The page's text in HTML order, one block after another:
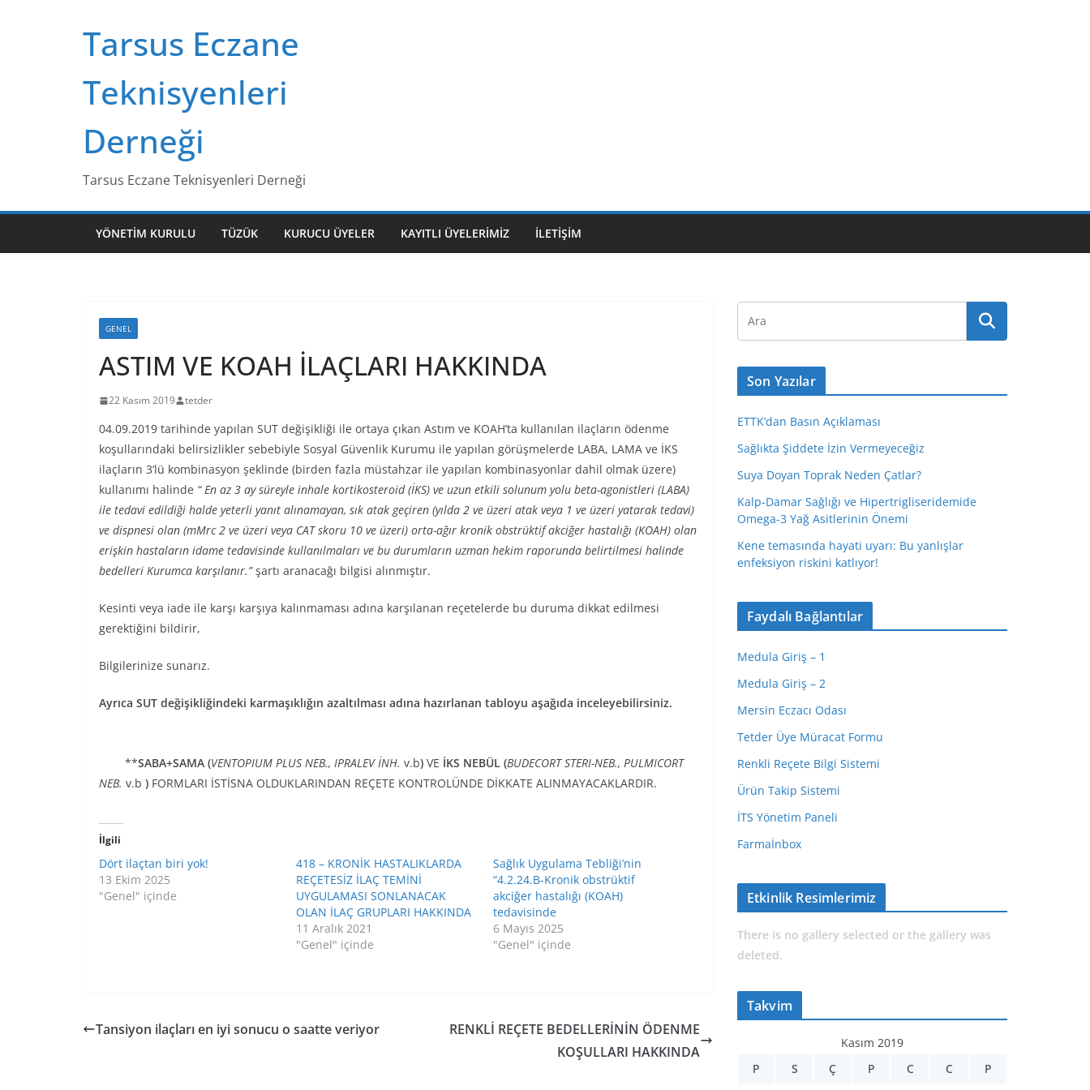
Tarsus Eczane
Teknisyenleri
Derneği
Tarsus Eczane Teknisyenleri Derneği
YÖNETIM KURULU TÜZÜK KURUCU ÜYELER KAYITLI ÜYELERIMIZ İLETIŞIM
GENEL
ASTIM VE KOAH İLAÇLARI HAKKINDA
22 Kasım 2019 tetder
04.09.2019 tarihinde yapılan SUT değişikliği ile ortaya çıkan Astım ve KOAH’ta kullanılan ilaçların ödenme
koşullarındaki belirsizlikler sebebiyle Sosyal Güvenlik Kurumu ile yapılan görüşmelerde LABA, LAMA ve İKS
ilaçların 3’lü kombinasyon şeklinde (birden fazla müstahzar ile yapılan kombinasyonlar dahil olmak üzere)
kullanımı halinde “ En az 3 ay süreyle inhale kortikosteroid (İKS) ve uzun etkili solunum yolu beta-agonistleri (LABA)
ile tedavi edildiği halde yeterli yanıt alınamayan, sık atak geçiren (yılda 2 ve üzeri atak veya 1 ve üzeri yatarak tedavi)
ve dispnesi olan (mMrc 2 ve üzeri veya CAT skoru 10 ve üzeri) orta-ağır kronik obstrüktif akciğer hastalığı (KOAH) olan
erişkin hastaların idame tedavisinde kullanılmaları ve bu durumların uzman hekim raporunda belirtilmesi halinde
bedelleri Kurumca karşılanır.”şartı aranacağı bilgisi alınmıştır.
Kesinti veya iade ile karşı karşıya kalınmaması adına karşılanan reçetelerde bu duruma dikkat edilmesi
gerektiğini bildirir,
Bilgilerinize sunarız.
Ayrıca SUT değişikliğindeki karmaşıklığın azaltılması adına hazırlanan tabloyu aşağıda inceleyebilirsiniz.
**SABA+SAMA (VENTOPIUM PLUS NEB., IPRALEV İNH. v.b) VE İKS NEBÜL (BUDECORT STERI-NEB., PULMICORT
NEB. v.b ) FORMLARI İSTİSNA OLDUKLARINDAN REÇETE KONTROLÜNDE DİKKATE ALINMAYACAKLARDIR.
İlgili
Dört ilaçtan biri yok!
13 Ekim 2025
"Genel" içinde
418 – KRONİK HASTALIKLARDA
REÇETESİZ İLAÇ TEMİNİ
UYGULAMASI SONLANACAK
OLAN İLAÇ GRUPLARI HAKKINDA
11 Aralık 2021
"Genel" içinde
Sağlık Uygulama Tebliği’nin
“4.2.24.B-Kronik obstrüktif
akciğer hastalığı (KOAH)
tedavisinde
6 Mayıs 2025
"Genel" içinde
Tansiyon ilaçları en iyi sonucu o saatte veriyor
RENKLİ REÇETE BEDELLERİNİN ÖDENME
KOŞULLARI HAKKINDA
Son Yazılar
ETTK’dan Basın Açıklaması
Sağlıkta Şiddete İzin Vermeyeceğiz
Suya Doyan Toprak Neden Çatlar?
Kalp-Damar Sağlığı ve Hipertrigliseridemide
Omega-3 Yağ Asitlerinin Önemi
Kene temasında hayati uyarı: Bu yanlışlar
enfeksiyon riskini katlıyor!
Faydalı Bağlantılar
Medula Giriş – 1
Medula Giriş – 2
Mersin Eczacı Odası
Tetder Üye Müracat Formu
Renkli Reçete Bilgi Sistemi
Ürün Takip Sistemi
İTS Yönetim Paneli
Farmaİnbox
Etkinlik Resimlerimiz
There is no gallery selected or the gallery was
deleted.
Takvim
Kasım 2019
P
S Ç P C C P